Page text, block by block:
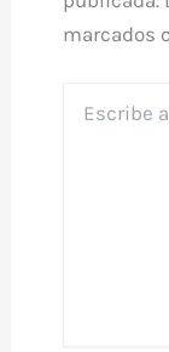
marcados
aquí...